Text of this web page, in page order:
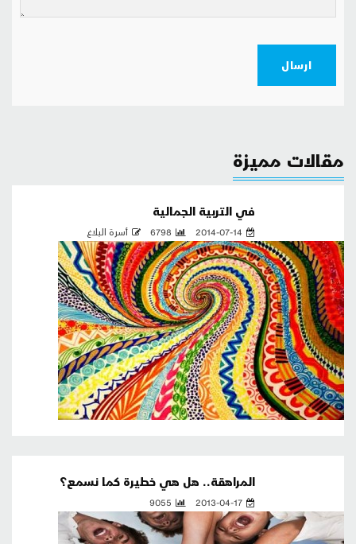
ارسال
مقالات مميزة
في التربية الجمالية
2014-07-14
6798 أسرة البلاغ
المراهقة.. هل هي خطيرة كما نسمع؟
2013-04-17
9055